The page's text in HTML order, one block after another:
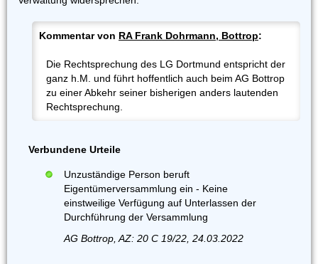
Kommentar von RA Frank Dohrmann, Bottrop:
Die Rechtsprechung des LG Dortmund entspricht der
ganz h.M. und führt hoffentlich auch beim AG Bottrop
zu einer Abkehr seiner bisherigen anders lautenden
Rechtsprechung.
Verbundene Urteile
Unzuständige Person beruft
Eigentümerversammlung ein - Keine
einstweilige Verfügung auf Unterlassen der
Durchführung der Versammlung
AG Bottrop, AZ: 20 C 19/22, 24.03.2022